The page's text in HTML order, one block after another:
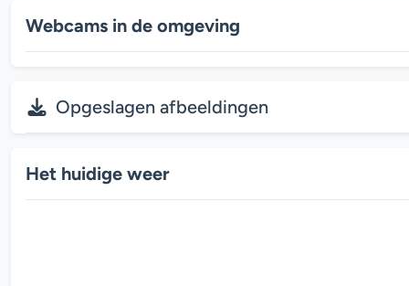
Webcams in de omgeving
Opgeslagen afbeeldingen
Het huidige weer